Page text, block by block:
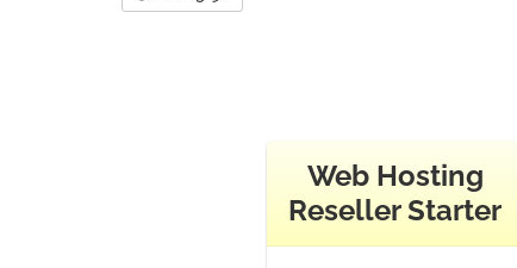
Web Hosting
Reseller Starter